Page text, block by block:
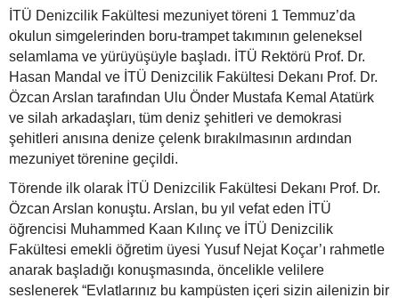
İTÜ Denizcilik Fakültesi mezuniyet töreni 1 Temmuz’da
okulun simgelerinden boru-trampet takımının geleneksel
selamlama ve yürüyüşüyle başladı. İTÜ Rektörü Prof. Dr.
Hasan Mandal ve İTÜ Denizcilik Fakültesi Dekanı Prof. Dr.
Özcan Arslan tarafından Ulu Önder Mustafa Kemal Atatürk
ve silah arkadaşları, tüm deniz şehitleri ve demokrasi
şehitleri anısına denize çelenk bırakılmasının ardından
mezuniyet törenine geçildi.
Törende ilk olarak İTÜ Denizcilik Fakültesi Dekanı Prof. Dr.
Özcan Arslan konuştu. Arslan, bu yıl vefat eden İTÜ
öğrencisi Muhammed Kaan Kılınç ve İTÜ Denizcilik
Fakültesi emekli öğretim üyesi Yusuf Nejat Koçar’ı rahmetle
anarak başladığı konuşmasında, öncelikle velilere
seslenerek “Evlatlarınız bu kampüsten içeri sizin ailenizin bir